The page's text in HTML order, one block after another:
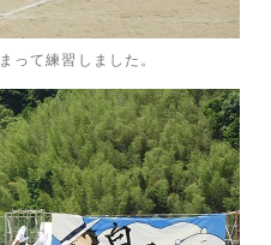
て練習しました。